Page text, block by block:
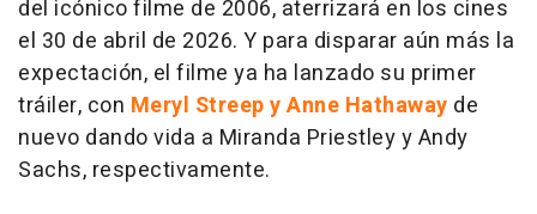
del icónico filme de 2006, aterrizará en los cines
el 30 de abril de 2026. Y para disparar aún más la
expectación, el filme ya ha lanzado su primer
tráiler, con Meryl Streep y Anne Hathaway de
nuevo dando vida a Miranda Priestley y Andy
Sachs, respectivamente.